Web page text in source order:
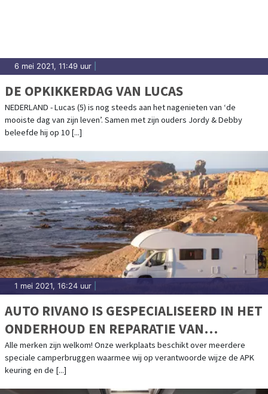
6 mei 2021, 11:49 uur
DE OPKIKKERDAG VAN LUCAS
NEDERLAND - Lucas (5) is nog steeds aan het nagenieten van ‘de
mooiste dag van zijn leven’. Samen met zijn ouders Jordy & Debby
beleefde hij op 10 [...]
1 mei 2021, 16:24 uur
AUTO RIVANO IS GESPECIALISEERD IN HET
ONDERHOUD EN REPARATIE VAN
CAMPERS
Alle merken zijn welkom! Onze werkplaats beschikt over meerdere
speciale camperbruggen waarmee wij op verantwoorde wijze de APK
keuring en de [...]